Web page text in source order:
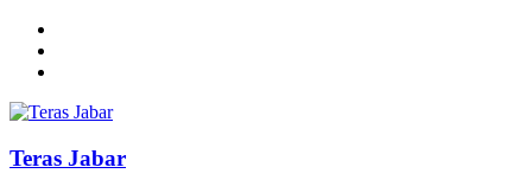
Teras Jabar